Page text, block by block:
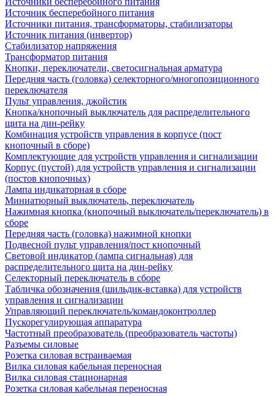
Источник бесперебойного питания
Источники питания, трансформаторы, стабилизаторы
Источник питания (инвертор)
Стабилизатор напряжения
Трансформатор питания
Кнопки, переключатели, светосигнальная арматура
Передняя часть (головка) селекторного/многопозиционного
переключателя
Пульт управления, джойстик
Кнопка/кнопочный выключатель для распределительного
щита на дин-рейку
Комбинация устройств управления в корпусе (пост
кнопочный в сборе)
Комплектующие для устройств управления и сигнализации
Корпус (пустой) для устройств управления и сигнализации
(постов кнопочных)
Лампа индикаторная в сборе
Миниатюрный выключатель, переключатель
Нажимная кнопка (кнопочный выключатель/переключатель) в
сборе
Передняя часть (головка) нажимной кнопки
Подвесной пульт управления/пост кнопочный
Световой индикатор (лампа сигнальная) для
распределительного щита на дин-рейку
Селекторный переключатель в сборе
Табличка обозначения (шильдик-вставка) для устройств
управления и сигнализации
Управляющий переключатель/командоконтроллер
Пускорегулирующая аппаратура
Частотный преобразователь (преобразователь частоты)
Разъемы силовые
Розетка силовая встраиваемая
Вилка силовая кабельная переносная
Вилка силовая стационарная
Розетка силовая кабельная переносная